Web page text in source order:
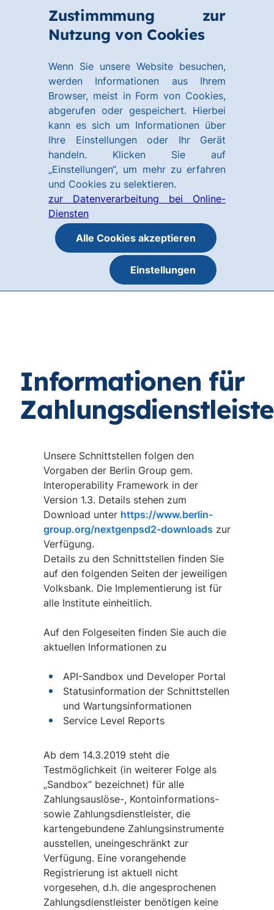
Zustimmmung zur
Nutzung von Cookies
Wenn Sie unsere Website besuchen,
werden Informationen aus Ihrem
Browser, meist in Form von Cookies,
abgerufen oder gespeichert. Hierbei
kann es sich um Informationen über
Ihre Einstellungen oder Ihr Gerät
handeln. Klicken Sie auf
„Einstellungen“, um mehr zu erfahren
und Cookies zu selektieren.
zur Datenverarbeitung bei Online-
Diensten
Alle Cookies akzeptieren
Einstellungen
Hauptinhalt
Informationen für
Unsere Schnittstellen folgen den
Vorgaben der Berlin Group gem.
Interoperability Framework in der
Version 1.3. Details stehen zum
Download unter https://www.berlin-
group.org/nextgenpsd2-downloads zur
Verfügung.
Details zu den Schnittstellen finden Sie
auf den folgenden Seiten der jeweiligen
Volksbank. Die Implementierung ist für
alle Institute einheitlich.
Auf den Folgeseiten finden Sie auch die
aktuellen Informationen zu
API-Sandbox und Developer Portal
Statusinformation der Schnittstellen
und Wartungsinformationen
Service Level Reports
Ab dem 14.3.2019 steht die
Testmöglichkeit (in weiterer Folge als
„Sandbox“ bezeichnet) für alle
Zahlungsauslöse-, Kontoinformations-
sowie Zahlungsdienstleister, die
kartengebundene Zahlungsinstrumente
ausstellen, uneingeschränkt zur
Verfügung. Eine vorangehende
Registrierung ist aktuell nicht
vorgesehen, d.h. die angesprochenen
Zahlungsdienstleister benötigen keine